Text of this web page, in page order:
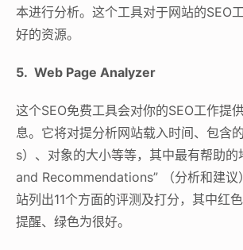
本进行分析。这个工具对于网站的SEO
好的资源。
5. Web Page Analyzer
这个SEO免费工具会对你的SEO工作提
息。它将对提分析网站载入时间、包含
s）、对象的大小等等，其中最有帮助的
and Recommendations” （分析和建议
站列出11个方面的评测及打分，其中红
提醒、绿色为很好。